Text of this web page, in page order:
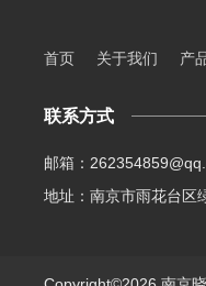
首页 关于我们 产
联系方式
邮箱：
地址：南京市雨花台区